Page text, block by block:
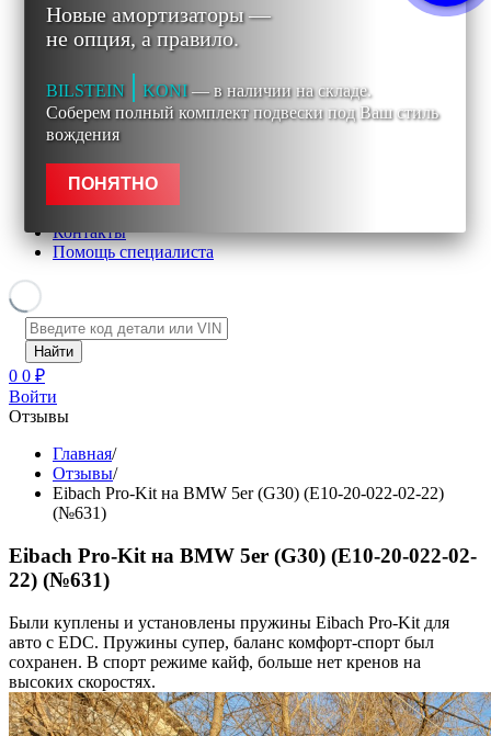
Пружины, стабилизаторы
для UTV / AVT
Пружины для МOTO / ENDURO
Новости
Информация
О компании Eibach
Договор-оферта (для юр. лиц)
Оплата и доставка
Контакты
Помощь специалиста
0 0 ₽
Войти
Отзывы
Главная/
Отзывы/
Eibach Pro-Kit на BMW 5er (G30) (E10-20-022-02-22)
(№631)
Eibach Pro-Kit на BMW 5er (G30) (E10-20-022-02-
22) (№631)
Были куплены и установлены пружины Eibach Pro-Kit для
авто с EDC. Пружины супер, баланс комфорт-спорт был
сохранен. В спорт режиме кайф, больше нет кренов на
высоких скоростях.
Новые амортизаторы —
не опция, а правило.
BILSTEIN KONI— в наличии на складе.
Соберем полный комплект подвески под Ваш стиль
вождения
ПОНЯТНО